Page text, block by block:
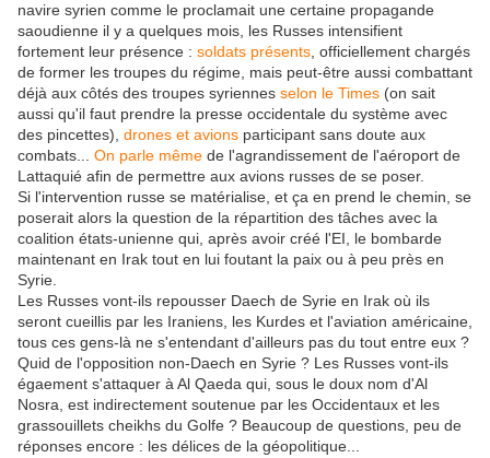
navire syrien comme le proclamait une certaine propagande
saoudienne il y a quelques mois, les Russes intensifient
fortement leur présence : soldats présents , officiellement chargés
de former les troupes du régime, mais peut-être aussi combattant
déjà aux côtés des troupes syriennes selon le Times (on sait
aussi qu'il faut prendre la presse occidentale du système avec
des pincettes), drones et avions participant sans doute aux
combats... On parle même de l'agrandissement de l'aéroport de
Lattaquié afin de permettre aux avions russes de se poser.
Si l'intervention russe se matérialise, et ça en prend le chemin, se
poserait alors la question de la répartition des tâches avec la
coalition états-unienne qui, après avoir créé l'EI, le bombarde
maintenant en Irak tout en lui foutant la paix ou à peu près en
Syrie.
Les Russes vont-ils repousser Daech de Syrie en Irak où ils
seront cueillis par les Iraniens, les Kurdes et l'aviation américaine,
tous ces gens-là ne s'entendant d'ailleurs pas du tout entre eux ?
Quid de l'opposition non-Daech en Syrie ? Les Russes vont-ils
égaement s'attaquer à Al Qaeda qui, sous le doux nom d'Al
Nosra, est indirectement soutenue par les Occidentaux et les
grassouillets cheikhs du Golfe ? Beaucoup de questions, peu de
réponses encore : les délices de la géopolitique...